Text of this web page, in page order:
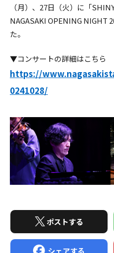
（月）、27日（火）に「
NAGASAKI OPENING NIGHT
た。
▼コンサートの詳細はこちら
https://
0241028/
ポストする
シェアする